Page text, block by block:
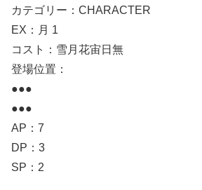
カテゴリー：CHARACTER
EX：月 1
コスト：雪月花宙日無
登場位置：
●●●
●●●
AP：7
DP：3
SP：2